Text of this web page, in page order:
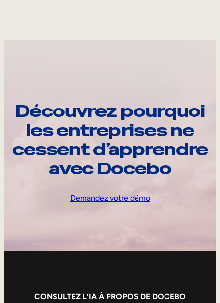
Découvrez pourquoi
les entreprises ne
cessent d’apprendre
avec Docebo
Demandez votre démo
CONSULTEZ L’IA À PROPOS DE DOCEBO